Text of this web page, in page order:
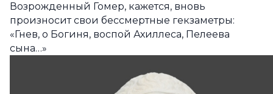
Возрожденный Гомер, кажется, вновь
произносит свои бессмертные гекзаметры:
«Гнев, о Богиня, воспой Ахиллеса, Пелеева
сына…»